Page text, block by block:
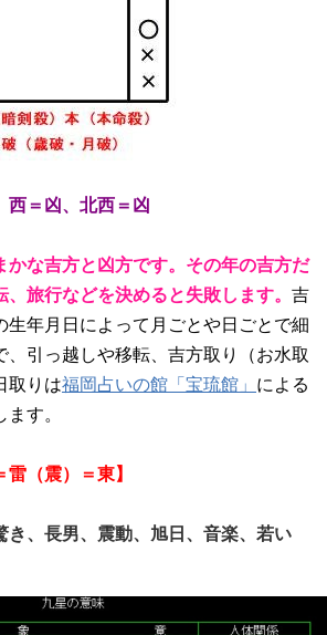
西＝凶、北西＝凶
かな吉方と凶方です。その年の吉方だ
旅行などを決めると失敗します。 吉
生年月日によって月ごとや日ごとで細
、引っ越しや移転、吉方取り（お水取
取りは福岡占いの館「宝琉館」 による
す。
雷（震）＝東】
き、長男、震動、旭日、音楽、若い